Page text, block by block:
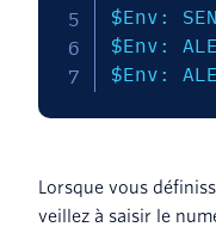
$Env :
$Env :
$Env :
Lorsque vous
veillez à saisir le